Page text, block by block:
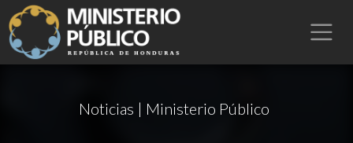
Noticias | Ministerio Público